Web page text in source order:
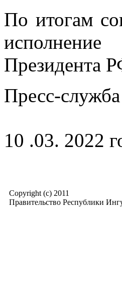
По итогам
исполнение
Президента
Пресс-
10 .03. 2022
Copyright (c) 2011
Правительство Республики